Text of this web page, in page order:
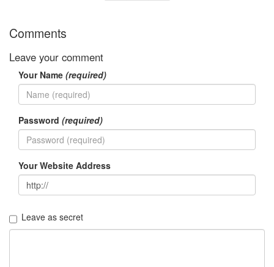
Comments
Leave your comment
Your Name (required)
Password (required)
Your Website Address
Leave as secret